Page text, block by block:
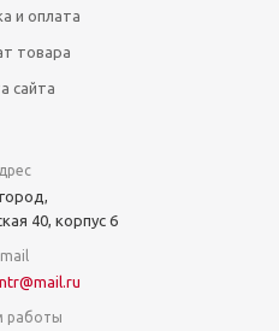
и оплата
товара
сайта
40, корпус 6
работы